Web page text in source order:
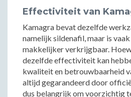
Effectiviteit van
Kamagra bevat dezelfde
namelijk sildenafil, maar is
makkelijker verkrijgbaar.
dezelfde effectiviteit kan
kwaliteit en betrouwbaarheid
altijd gegarandeerd door
dus belangrijk om voorzichtig